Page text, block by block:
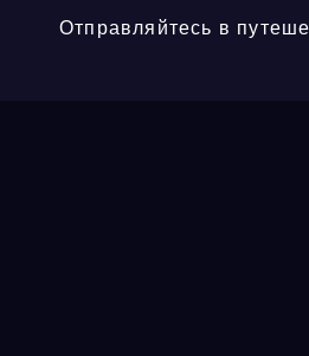
Отправляйтесь в